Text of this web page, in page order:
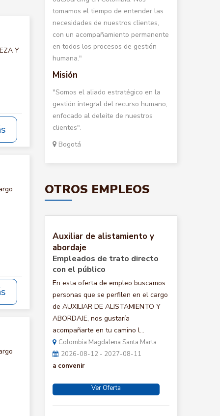
Y
tomamos el tiempo de entender las
necesidades de nuestros clientes,
con un acompañamiento permanente
en todos los procesos de gestión
humana."
Misión
"Somos el aliado estratégico en la
gestión integral del recurso humano,
enfocado al deleite de nuestros
clientes".
Bogotá
OTROS EMPLEOS
Auxiliar de alistamiento y
abordaje
Empleados de trato directo
con el público
En esta oferta de empleo buscamos
personas que se perfilen en el cargo
de AUXILIAR DE ALISTAMIENTO Y
ABORDAJE, nos gustaría
acompañarte en tu camino l...
Colombia Magdalena Santa Marta
2026-08-12 - 2027-08-11
a convenir
Ver Oferta